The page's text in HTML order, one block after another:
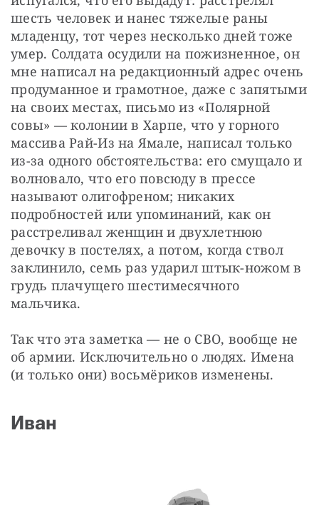
шесть человек и нанес тяжелые раны
младенцу, тот через несколько дней тоже
умер. Солдата осудили на пожизненное, он
мне написал на редакционный адрес очень
продуманное и грамотное, даже с запятыми
на своих местах, письмо из «Полярной
совы» — колонии в Харпе, что у горного
массива Рай-Из на Ямале, написал только
из-за одного обстоятельства: его смущало и
волновало, что его повсюду в прессе
называют олигофреном; никаких
подробностей или упоминаний, как он
расстреливал женщин и двухлетнюю
девочку в постелях, а потом, когда ствол
заклинило, семь раз ударил штык-ножом в
грудь плачущего шестимесячного
мальчика.
Так что эта заметка — не о СВО, вообще не
об армии. Исключительно о людях. Имена
(и только они) восьмёриков изменены.
Иван